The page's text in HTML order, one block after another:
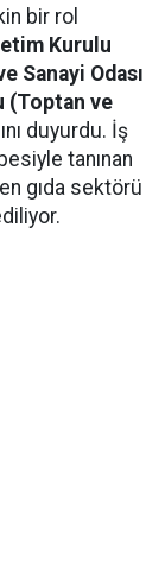
bir rol
Kurulu
Sanayi Odası
(Toptan ve
duyurdu. İş
tanınan
gıda sektörü